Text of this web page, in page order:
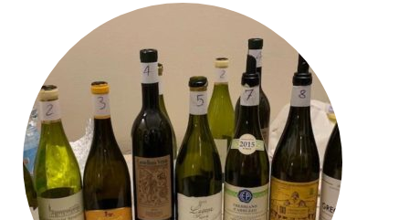
dove MANGIARE
cosa CUCINARE
dove ANDARE
Punti di vista e approfondimenti
Contatti